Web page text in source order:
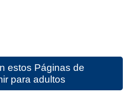
estos Páginas de
para adultos